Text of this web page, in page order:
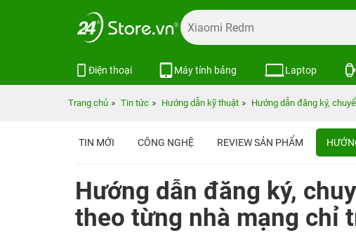
Điện thoại Máy tính bảng Laptop
Trang chủ Tin tức Hướng dẫn kỹ thuật Hướng dẫn đăng ký,
TIN MỚI CÔNG NGHỆ REVIEW SẢN PHẨM
Hướng dẫn đăng ký,
theo từng nhà mạng chỉ